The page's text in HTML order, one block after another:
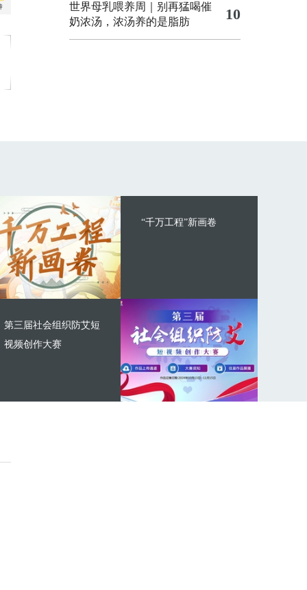
世界母乳喂养周｜别再猛喝催
奶浓汤，浓汤养的是脂肪
10
“千万工程”新画卷
第三届社会组织防艾短
视频创作大赛